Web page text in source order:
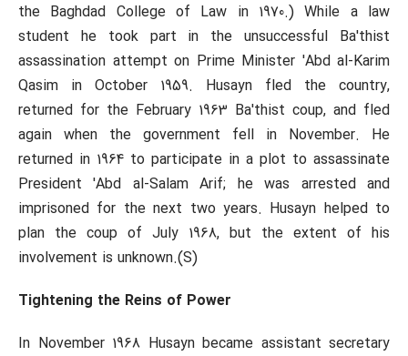
the Baghdad College of Law in 1970.) While a law
student he took part in the unsuccessful Ba'thist
assassination attempt on Prime Minister 'Abd al-Karim
Qasim in October 1959. Husayn fled the country,
returned for the February 1963 Ba'thist coup, and fled
again when the government fell in November. He
returned in 1964 to participate in a plot to assassinate
President 'Abd al-Salam Arif; he was arrested and
imprisoned for the next two years. Husayn helped to
plan the coup of July 1968, but the extent of his
involvement is unknown.(S)
Tightening the Reins of Power
In November 1968 Husayn became assistant secretary